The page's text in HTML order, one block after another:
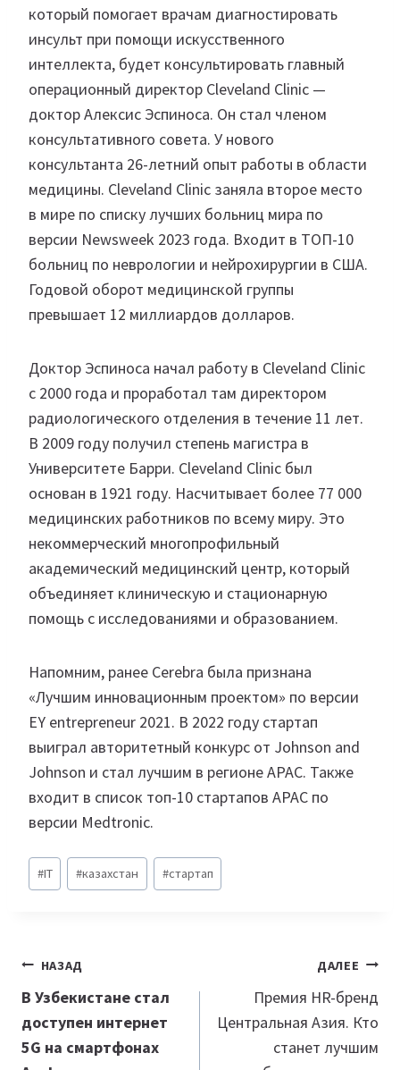
который помогает врачам диагностировать
инсульт при помощи искусственного
интеллекта, будет консультировать главный
операционный директор Cleveland Clinic —
доктор Алексис Эспиноса. Он стал членом
консультативного совета. У нового
консультанта 26-летний опыт работы в области
медицины. Cleveland Clinic заняла второе место
в мире по списку лучших больниц мира по
версии Newsweek 2023 года. Входит в ТОП-10
больниц по неврологии и нейрохирургии в США.
Годовой оборот медицинской группы
превышает 12 миллиардов долларов.
Доктор Эспиноса начал работу в Cleveland Clinic
с 2000 года и проработал там директором
радиологического отделения в течение 11 лет.
В 2009 году получил степень магистра в
Университете Барри. Cleveland Clinic был
основан в 1921 году. Насчитывает более 77 000
медицинских работников по всему миру. Это
некоммерческий многопрофильный
академический медицинский центр, который
объединяет клиническую и стационарную
помощь с исследованиями и образованием.
Напомним, ранее Cerebra была признана
«Лучшим инновационным проектом» по версии
EY entrepreneur 2021. В 2022 году стартап
выиграл авторитетный конкурс от Johnson and
Johnson и стал лучшим в регионе APAC. Также
входит в список топ-10 стартапов APAC по
версии Medtronic.
Метки
записи:
#IT #казахстан #стартап
Навигация
по
записям
НАЗАД
В Узбекистане стал
доступен интернет
5G на смартфонах
ДАЛЕЕ
Премия HR-бренд
Центральная Азия. Кто
станет лучшим